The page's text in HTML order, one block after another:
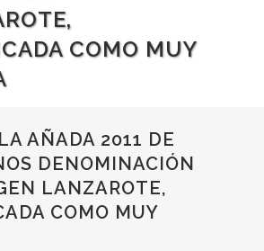
COMO MUY
LA AÑADA 2011 DE
DENOMINACIÓN
LANZAROTE,
COMO MUY